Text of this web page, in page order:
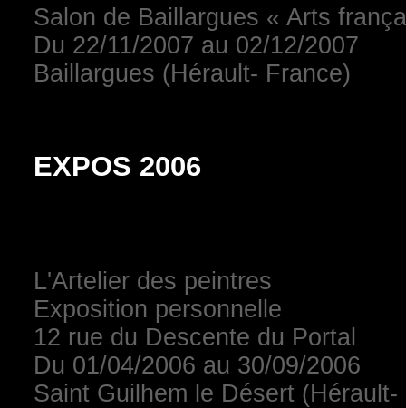
Salon de Baillargues « Arts
Du 22/11/2007 au 02/12/2007
Baillargues (Hérault- France)
EXPOS 2006
L'Artelier des peintres
Exposition personnelle
12 rue du Descente du Portal
Du 01/04/2006 au 30/09/2006
Saint Guilhem le Désert (Hérault-